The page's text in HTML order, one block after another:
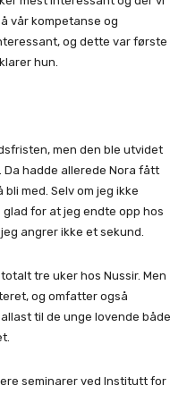
vår kompetanse og
og dette var første
hun.
men den ble utvidet
hadde allerede Nora fått
med. Selv om jeg ikke
glad for at jeg endte opp hos
angrer ikke et sekund.
tre uker hos Nussir. Men
og omfatter også
til de unge lovende både
seminarer ved Institutt for